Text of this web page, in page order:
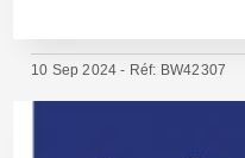
10 Sep 2024 - Réf: BW42307